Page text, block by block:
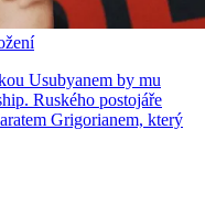
Usubyanem by mu
Ruského postojáře
Grigorianem, který